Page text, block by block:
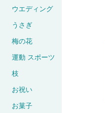
ウエディング
うさぎ
梅の花
運動 スポーツ
枝
お祝い
お菓子